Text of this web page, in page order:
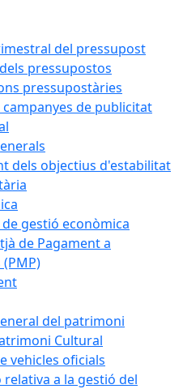
del pressupost
pressupostos
pressupostàries
campanyes de publicitat
dels objectius d'estabilitat
gestió econòmica
de Pagament a
del patrimoni
Cultural
vehicles oficials
a la gestió del